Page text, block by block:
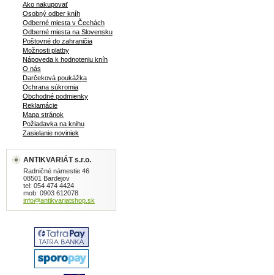
Ako nakupovať
Osobný odber kníh
Odberné miesta v Čechách
Odberné miesta na Slovensku
Poštovné do zahraničia
Možnosti platby
Nápoveda k hodnoteniu kníh
O nás
Darčeková poukážka
Ochrana súkromia
Obchodné podmienky
Reklamácie
Mapa stránok
Požiadavka na knihu
Zasielanie noviniek
ANTIKVARIÁT s.r.o.
Radničné námestie 46
08501 Bardejov
tel: 054 474 4424
mob: 0903 612078
info@antikvariatshop.sk